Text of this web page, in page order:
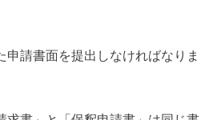
申請書面を提出しなければなりま